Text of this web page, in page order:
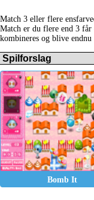
Match 3 eller flere
Match er du flere end 3 får
kombineres og blive
Bomb It